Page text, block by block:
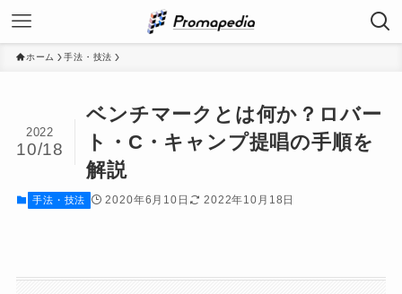
ホーム 手法・技法
ベンチマークとは何か？ロバー
ト・C・キャンプ提唱の手順を
解説
2022
10/18
手法・技法 2020年6月10日 2022年10月18日